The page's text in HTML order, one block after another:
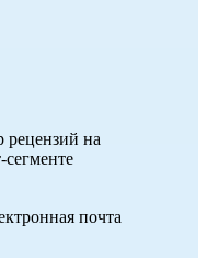
рецензий на
почта